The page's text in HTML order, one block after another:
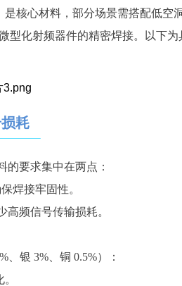
是核心材料，部分场景需搭配低空
型化射频器件的精密焊接。以下为
耗
的要求集中在两点：
焊接牢固性。
高频信号传输损耗。
、银 3%、铜 0.5%）：